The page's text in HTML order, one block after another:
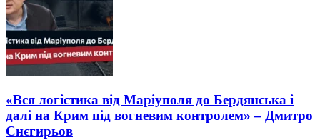
«Вся логістика від Маріуполя до Бердянська і
далі на Крим під вогневим контролем» – Дмитро
Снєгирьов